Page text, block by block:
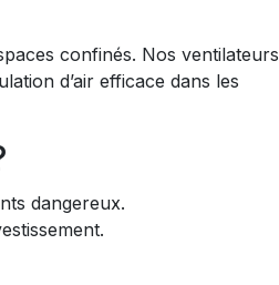
confinés. Nos ventilateurs
d’air efficace dans les
dangereux.